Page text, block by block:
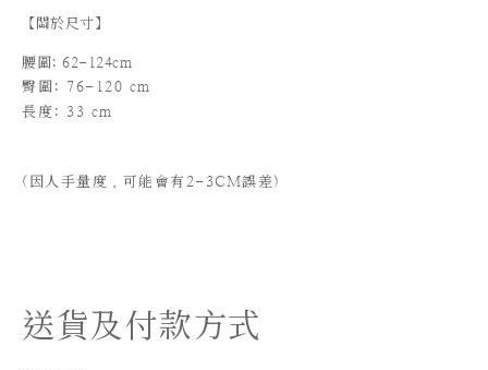
【關於尺寸】
腰圍: 62-124cm
臀圍: 76-120 cm
長度 : 33 cm
( 因人手量度，可能會有2-3CM誤差)
送貨及付款方式